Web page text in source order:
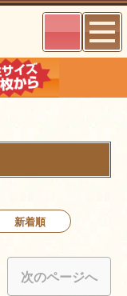
新着順
次のページへ